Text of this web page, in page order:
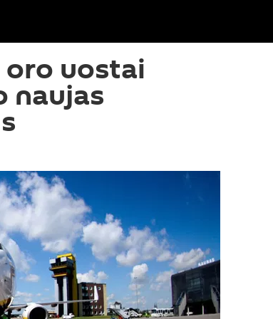
uostai
naujas